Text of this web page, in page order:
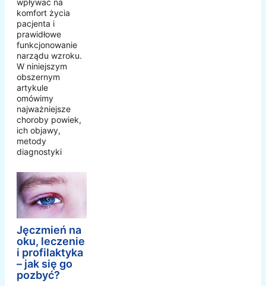
komfort życia
pacjenta i
prawidłowe
funkcjonowanie
narządu wzroku.
W niniejszym
obszernym
artykule
omówimy
najważniejsze
choroby powiek,
ich objawy,
metody
diagnostyki
Jęczmień na
oku, leczenie
i profilaktyka
– jak się go
pozbyć?